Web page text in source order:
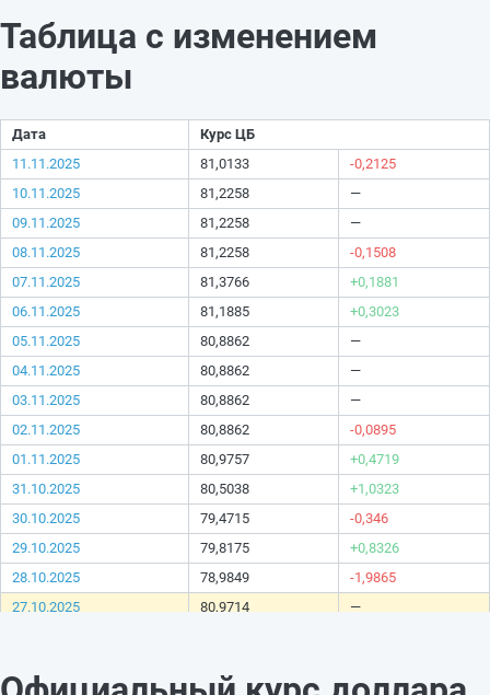
Таблица с изменением
валюты
Дата
Курс ЦБ
11.11.2025
81,0133
-0,2125
10.11.2025
81,2258
—
09.11.2025
81,2258
—
08.11.2025
81,2258
-0,1508
07.11.2025
81,3766
+0,1881
06.11.2025
81,1885
+0,3023
05.11.2025
80,8862
—
04.11.2025
80,8862
—
03.11.2025
80,8862
—
02.11.2025
80,8862
-0,0895
01.11.2025
80,9757
+0,4719
31.10.2025
80,5038
+1,0323
30.10.2025
79,4715
-0,346
29.10.2025
79,8175
+0,8326
28.10.2025
78,9849
-1,9865
27.10.2025
80,9714
—